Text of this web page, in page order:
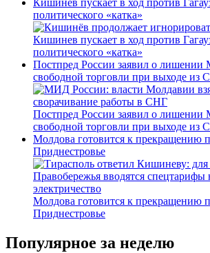
Кишинев пускает в ход против
политического «катка»
Кишинев пускает в ход против
политического «катка»
Постпред России заявил о лишении
свободной торговли при выходе из
Постпред России заявил о лишении
свободной торговли при выходе из
Молдова готовится к прекращению
Приднестровье
Молдова готовится к прекращению
Приднестровье
Популярное за неделю